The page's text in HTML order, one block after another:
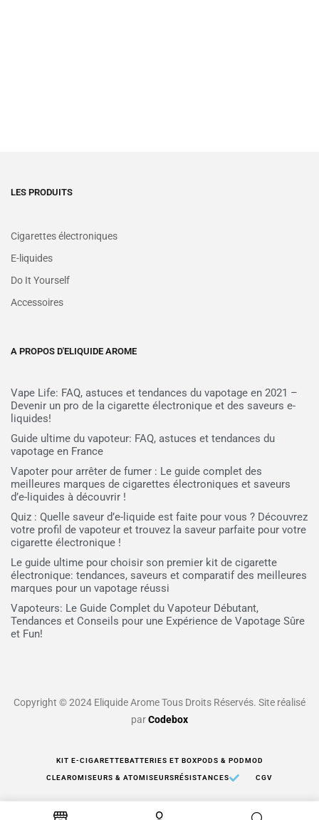
LES PRODUITS
Cigarettes électroniques
E-liquides
Do It Yourself
Accessoires
A PROPOS D'ELIQUIDE AROME
Vape Life: FAQ, astuces et tendances du vapotage en 2021 –
Devenir un pro de la cigarette électronique et des saveurs e-
liquides!
Guide ultime du vapoteur: FAQ, astuces et tendances du
vapotage en France
Vapoter pour arrêter de fumer : Le guide complet des
meilleures marques de cigarettes électroniques et saveurs
d’e-liquides à découvrir !
Quiz : Quelle saveur d’e-liquide est faite pour vous ? Découvrez
votre profil de vapoteur et trouvez la saveur parfaite pour votre
cigarette électronique !
Le guide ultime pour choisir son premier kit de cigarette
électronique: tendances, saveurs et comparatif des meilleures
marques pour un vapotage réussi
Vapoteurs: Le Guide Complet du Vapoteur Débutant,
Tendances et Conseils pour une Expérience de Vapotage Sûre
et Fun!
Copyright © 2024 Eliquide Arome Tous Droits Réservés. Site réalisé
parCodebox
KIT E-CIGARETTEBATTERIES ET BOXPODS & PODMOD
CLEAROMISEURS & ATOMISEURSRÉSISTANCES CGV